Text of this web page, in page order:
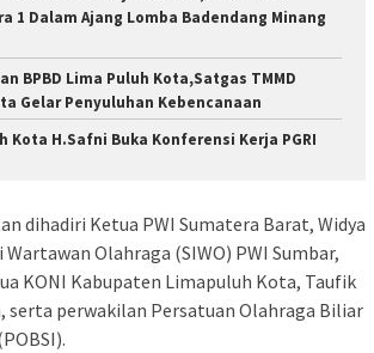
1 Dalam Ajang Lomba Badendang Minang
BPBD Lima Puluh Kota,Satgas TMMD
Gelar Penyuluhan Kebencanaan
Kota H.Safni Buka Konferensi Kerja PGRI
dihadiri Ketua PWI Sumatera Barat, Widya
Wartawan Olahraga (SIWO) PWI Sumbar,
KONI Kabupaten Limapuluh Kota, Taufik
serta perwakilan Persatuan Olahraga Biliar